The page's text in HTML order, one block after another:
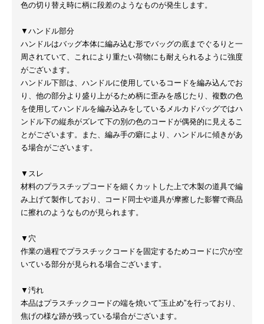
色の切り替え時に柄に段差のようなものが発生します。
▼ハンドル部分
ハンドルはバッグ本体に編み込む形でバッグの底までぐるりと一
周されていて、これにより重たい荷物にも耐えられるように強度
がございます。
ハンドル下部は、ハンドルに使用しているコードを編み込んでお
り、他の部分より盛り上がるため柄に歪みを感じたり、複数の色
を使用してハンドルを編み込みをしているメルカドバッグではハ
ンドル下の縦糸がズレて下の別の色のコードが偶発的に見えるこ
とがございます。また、編み手の癖により、ハンドルに傾きがあ
る場合がございます。
▼スレ
材料のプラスチップコードを細くカットした上で木製の道具で編
み上げて製作しており、コード同士や道具が摩擦した影響で商品
に擦れのようなものが見られます。
▼穴
作業の過程でプラスチックコードを固定するためコードに穴が空
いている部分が見られる場合ございます。
▼汚れ
本品はプラスチックコードの端を焼いて”玉止め”を行っており、
焦げの様な跡が残っている場合がございます。